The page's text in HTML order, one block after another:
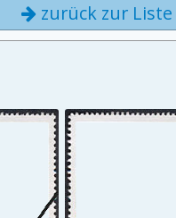
zurück zur Liste